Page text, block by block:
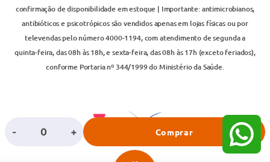
- + Comprar
confirmação de disponibilidade em estoque | Importante: antimicrobianos,
antibióticos e psicotrópicos são vendidos apenas em lojas físicas ou por
televendas pelo número 4000-1194, com atendimento de segunda a
quinta-feira, das 08h às 18h, e sexta-feira, das 08h às 17h (exceto feriados),
conforme Portaria nº 344/1999 do Ministério da Saúde.